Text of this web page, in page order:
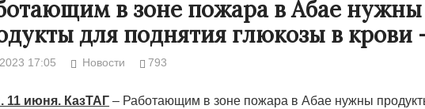
в зоне пожара в Абае нужны
для поднятия глюкозы в
17:05 Новости 793
11 июня. КазТАГ – Работающим в зоне пожара в Абае нужны